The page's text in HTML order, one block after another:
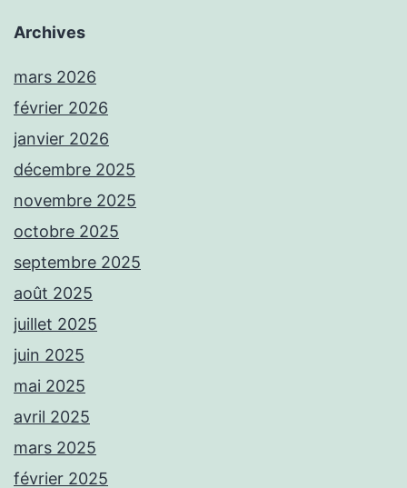
Archives
mars 2026
février 2026
janvier 2026
décembre 2025
novembre 2025
octobre 2025
septembre 2025
août 2025
juillet 2025
juin 2025
mai 2025
avril 2025
mars 2025
février 2025